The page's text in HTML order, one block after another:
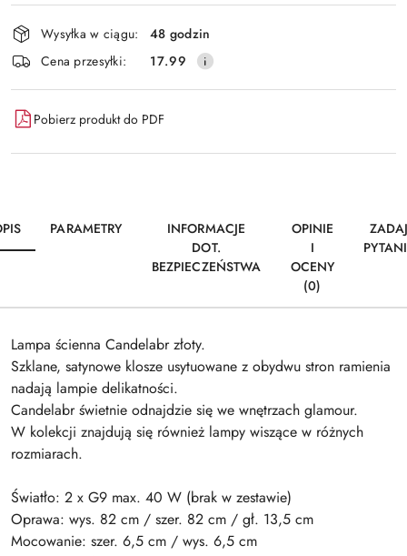
Wyślij
Dostępność
i
dostawa
Wysyłka w ciągu:
48 godzin
Cena przesyłki:
17.99
Pobierz produkt do PDF
PARAMETRY
INFORMACJE
DOT.
BEZPIECZEŃSTWA
OPINIE
I
OCENY
(0)
Lampa ścienna Candelabr złoty.
Szklane, satynowe klosze usytuowane z obydwu stron ramienia
nadają lampie delikatności.
Candelabr świetnie odnajdzie się we wnętrzach glamour.
W kolekcji znajdują się również lampy wiszące w różnych
rozmiarach.
Światło: 2 x G9 max. 40 W (brak w zestawie)
Oprawa: wys. 82 cm / szer. 82 cm / gł. 13,5 cm
Mocowanie: szer. 6,5 cm / wys. 6,5 cm